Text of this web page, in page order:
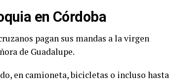
en Córdoba
pagan sus mandas a la virgen
de Guadalupe.
en camioneta, bicicletas o incluso hasta